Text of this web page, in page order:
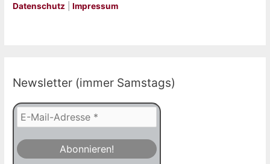
Datenschutz |Impressum
Newsletter (immer Samstags)